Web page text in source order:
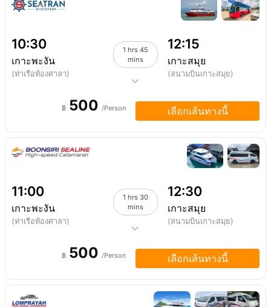
10:30
เกาะพะงัน
(ท่าเรือท้องศาลา)
1 hrs 45
mins
12:15
เกาะสมุย
(สนามบินเกาะสมุย)
฿ 500 /Person เลือกเส้นทางนี้
11:00
เกาะพะงัน
(ท่าเรือท้องศาลา)
1 hrs 30
mins
12:30
เกาะสมุย
(สนามบินเกาะสมุย)
฿ 500 /Person เลือกเส้นทางนี้